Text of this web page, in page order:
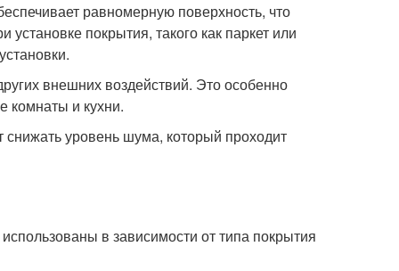
равномерную поверхность, что
покрытия, такого как паркет или
внешних воздействий. Это особенно
комнаты и кухни.
уровень шума, который проходит
в зависимости от типа покрытия